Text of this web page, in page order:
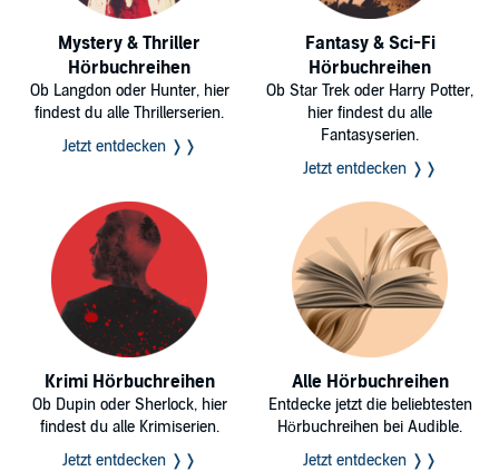
Mystery & Thriller
Hörbuchreihen
Ob Langdon oder Hunter, hier
findest du alle Thrillerserien.
Jetzt entdecken ❭❭
Fantasy & Sci-Fi
Hörbuchreihen
Ob Star Trek oder Harry Potter,
hier findest du alle
Fantasyserien.
Jetzt entdecken ❭❭
Krimi Hörbuchreihen
Ob Dupin oder Sherlock, hier
findest du alle Krimiserien.
Jetzt entdecken ❭❭
Alle Hörbuchreihen
Entdecke jetzt die beliebtesten
Hörbuchreihen bei Audible.
Jetzt entdecken ❭❭